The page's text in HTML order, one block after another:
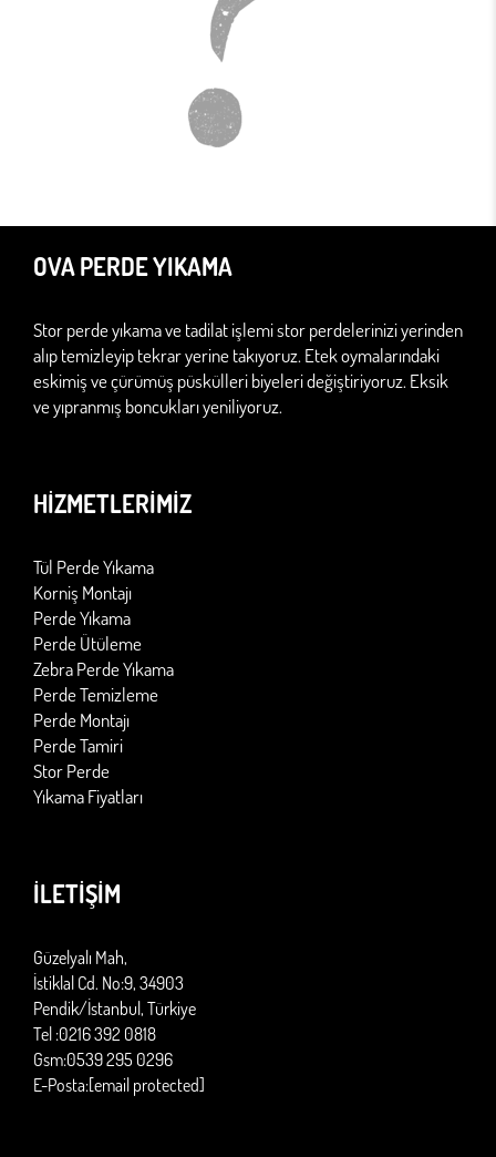
OVA PERDE YIKAMA
Stor perde yıkama ve tadilat işlemi stor perdelerinizi yerinden
alıp temizleyip tekrar yerine takıyoruz. Etek oymalarındaki
eskimiş ve çürümüş püskülleri biyeleri değiştiriyoruz. Eksik
ve yıpranmış boncukları yeniliyoruz.
HİZMETLERİMİZ
Tül Perde Yıkama
Korniş Montajı
Perde Yıkama
Perde Ütüleme
Zebra Perde Yıkama
Perde Temizleme
Perde Montajı
Perde Tamiri
Stor Perde
Yıkama Fiyatları
İLETİŞİM
Güzelyalı Mah,
İstiklal Cd. No:9, 34903
Pendik/İstanbul, Türkiye
Tel :0216 392 0818
Gsm:0539 295 0296
E-Posta:[email protected]